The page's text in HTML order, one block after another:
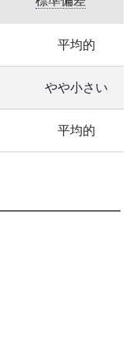
平均的
やや小さい
平均的